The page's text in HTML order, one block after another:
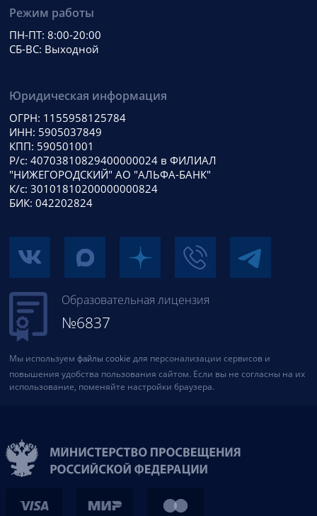
Режим работы
ПН-ПТ: 8:00-20:00
СБ-ВС: Выходной
Юридическая информация
ОГРН: 1155958125784
ИНН: 5905037849
КПП: 590501001
Р/с: 40703810829400000024 в ФИЛИАЛ
"НИЖЕГОРОДСКИЙ" АО "АЛЬФА-БАНК"
К/с: 30101810200000000824
БИК: 042202824
Образовательная лицензия
№6837
Мы используем файлы cookie для персонализации сервисов и
повышения удобства пользования сайтом. Если вы не согласны на их
использование, поменяйте настройки браузера.